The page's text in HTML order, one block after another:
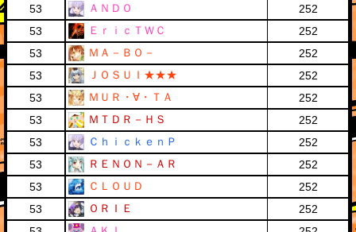
53
ＡＮＤＯ
252
53
ＥｒｉｃＴＷＣ
252
53
ＭＡ－ＢＯ－
252
53
ＪＯＳＵＩ★★★
252
53
ＭＵＲ・∀・ＴＡ
252
53
ＭＴＤＲ－ＨＳ
252
53
ＣｈｉｃｋｅｎＰ
252
53
ＲＥＮＯＮ－ＡＲ
252
53
ＣＬＯＵＤ
252
53
ＯＲＩＥ
252